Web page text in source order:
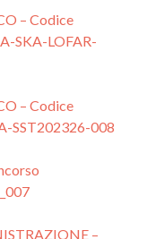
– Codice
SKA-LOFAR-
– Codice
SST202326-008
–